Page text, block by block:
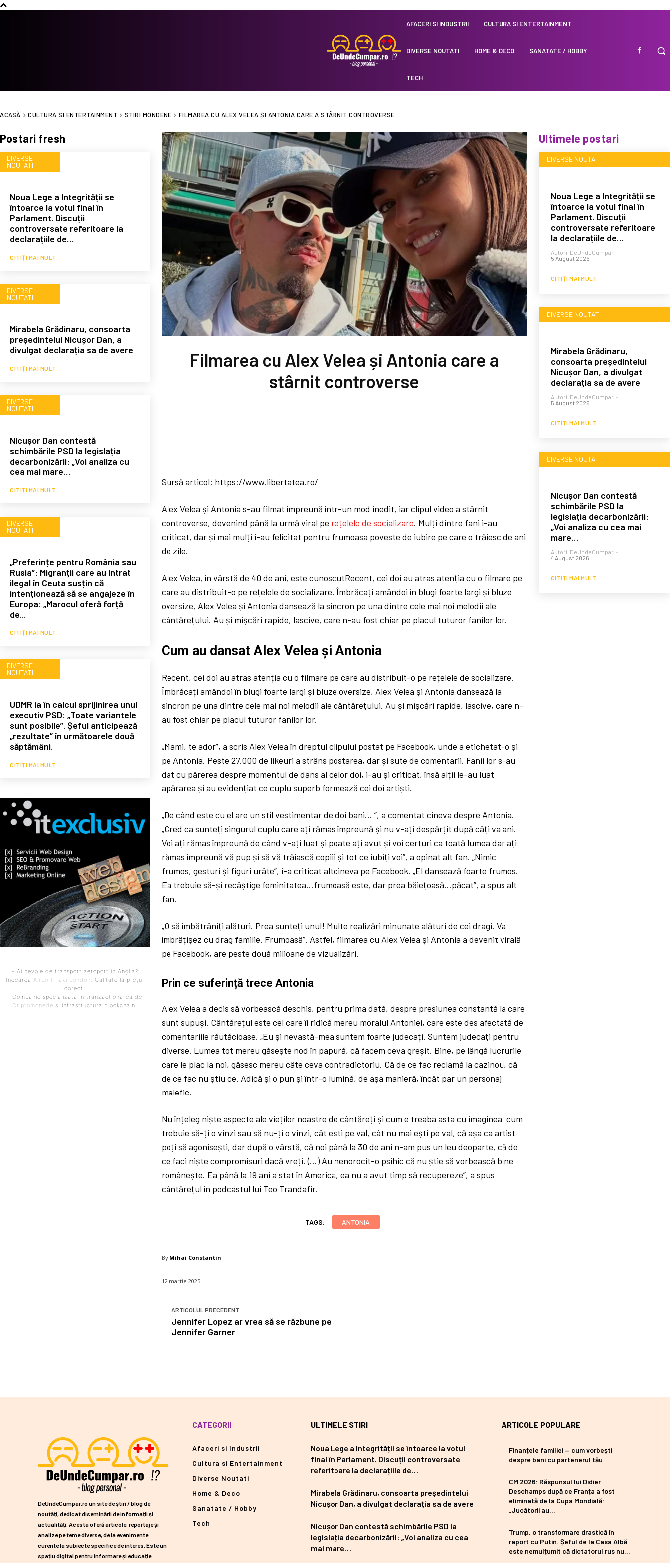
AFACERI SI INDUSTRII CULTURA SI ENTERTAINMENT
DIVERSE NOUTATI HOME & DECO SANATATE / HOBBY
TECH
ACASĂ CULTURA SI ENTERTAINMENT STIRI MONDENE FILMAREA CU ALEX VELEA ȘI ANTONIA CARE A STÂRNIT CONTROVERSE
Postari fresh
DIVERSE
NOUTATI
Noua Lege a Integrității se
întoarce la votul final în
Parlament. Discuții
controversate referitoare la
declarațiile de…
CITIȚI MAI MULT
DIVERSE
NOUTATI
Mirabela Grădinaru, consoarta
președintelui Nicușor Dan, a
divulgat declarația sa de avere
CITIȚI MAI MULT
DIVERSE
NOUTATI
Nicușor Dan contestă
schimbările PSD la legislația
decarbonizării: „Voi analiza cu
cea mai mare…
CITIȚI MAI MULT
DIVERSE
NOUTATI
„Preferințe pentru România sau
Rusia”: Migranții care au intrat
ilegal în Ceuta susțin că
intenționează să se angajeze în
Europa: „Marocul oferă forță
de...
CITIȚI MAI MULT
DIVERSE
NOUTATI
UDMR ia în calcul sprijinirea unui
executiv PSD: „Toate variantele
sunt posibile”. Șeful anticipează
„rezultate” în următoarele două
săptămâni.
CITIȚI MAI MULT
- Ai nevoie de transport aeroport in Anglia?
ÎncearcăAirport Taxi London . Calitate la prețul
corect.
- Companie specializata in tranzactionarea de
Criptomonede si infrastructura blockchain.
Filmarea cu Alex Velea și Antonia care a
stârnit controverse
Sursă articol: https://www.libertatea.ro/
Alex Velea și Antonia s-au filmat împreună într-un mod inedit, iar clipul video a stârnit
controverse, devenind până la urmă viral pe rețelele de socializare. Mulți dintre fani i-au
criticat, dar și mai mulți i-au felicitat pentru frumoasa poveste de iubire pe care o trăiesc de ani
de zile.
Alex Velea, în vârstă de 40 de ani, este cunoscutRecent, cei doi au atras atenția cu o filmare pe
care au distribuit-o pe rețelele de socializare. Îmbrăcați amândoi în blugi foarte largi și bluze
oversize, Alex Velea și Antonia dansează la sincron pe una dintre cele mai noi melodii ale
cântărețului. Au și mișcări rapide, lascive, care n-au fost chiar pe placul tuturor fanilor lor.
Cum au dansat Alex Velea și Antonia
Recent, cei doi au atras atenția cu o filmare pe care au distribuit-o pe rețelele de socializare.
Îmbrăcați amândoi în blugi foarte largi și bluze oversize, Alex Velea și Antonia dansează la
sincron pe una dintre cele mai noi melodii ale cântărețului. Au și mișcări rapide, lascive, care n-
au fost chiar pe placul tuturor fanilor lor.
„Mami, te ador”, a scris Alex Velea în dreptul clipului postat pe Facebook, unde a etichetat-o și
pe Antonia. Peste 27.000 de likeuri a strâns postarea, dar și sute de comentarii. Fanii lor s-au
dat cu părerea despre momentul de dans al celor doi, i-au și criticat, însă alții le-au luat
apărarea și au evidențiat ce cuplu superb formează cei doi artiști.
„De când este cu el are un stil vestimentar de doi bani… ”, a comentat cineva despre Antonia.
„Cred ca sunteți singurul cuplu care ați rămas împreună și nu v-ați despărțit după câți va ani.
Voi ați rămas împreună de când v-ați luat și poate ați avut și voi certuri ca toată lumea dar ați
rămas împreună vă pup și să vă trăiască copiii și tot ce iubiți voi”, a opinat alt fan. „Nimic
frumos, gesturi și figuri urâte”, i-a criticat altcineva pe Facebook. „El dansează foarte frumos.
Ea trebuie să-și recâștige feminitatea…frumoasă este, dar prea băiețoasă…păcat”, a spus alt
fan.
„O să îmbătrâniți alături. Prea sunteți unul! Multe realizări minunate alături de cei dragi. Va
îmbrățișez cu drag familie. Frumoasă”. Astfel, filmarea cu Alex Velea și Antonia a devenit virală
pe Facebook, are peste două milioane de vizualizări.
Prin ce suferință trece Antonia
Alex Velea a decis să vorbească deschis, pentru prima dată, despre presiunea constantă la care
sunt supuși. Cântărețul este cel care îi ridică mereu moralul Antoniei, care este des afectată de
comentariile răutăcioase. „Eu și nevastă-mea suntem foarte judecați. Suntem judecați pentru
diverse. Lumea tot mereu găsește nod în papură, că facem ceva greșit. Bine, pe lângă lucrurile
care le plac la noi, găsesc mereu câte ceva contradictoriu. Că de ce fac reclamă la cazinou, că
de ce fac nu știu ce. Adică și o pun și într-o lumină, de așa manieră, încât par un personaj
malefic.
Nu înțeleg niște aspecte ale vieților noastre de cântăreți și cum e treaba asta cu imaginea, cum
trebuie să-ți o vinzi sau să nu-ți o vinzi, cât ești pe val, cât nu mai ești pe val, că așa ca artist
poți să agonisești, dar după o vârstă, că noi până la 30 de ani n-am pus un leu deoparte, că de
ce faci niște compromisuri dacă vreți. (…) Au nenorocit-o psihic că nu știe să vorbească bine
românește. Ea până la 19 ani a stat în America, ea nu a avut timp să recupereze”, a spus
cântărețul în podcastul lui Teo Trandafir.
TAGS: ANTONIA
By Mihai Constantin
12 martie 2025
ARTICOLUL PRECEDENT
Jennifer Lopez ar vrea să se răzbune pe
Jennifer Garner
Ultimele postari
DIVERSE NOUTATI
Noua Lege a Integrității se
întoarce la votul final în
Parlament. Discuții
controversate referitoare
la declarațiile de…
Autorii DeUndeCumpar -
5 August 2026
CITIȚI MAI MULT
DIVERSE NOUTATI
Mirabela Grădinaru,
consoarta președintelui
Nicușor Dan, a divulgat
declarația sa de avere
Autorii DeUndeCumpar -
5 August 2026
CITIȚI MAI MULT
DIVERSE NOUTATI
Nicușor Dan contestă
schimbările PSD la
legislația decarbonizării:
„Voi analiza cu cea mai
mare…
Autorii DeUndeCumpar -
4 August 2026
CITIȚI MAI MULT
DeUndeCumpar.ro un site de știri / blog de
noutăți, dedicat diseminării de informații și
actualități. Acesta oferă articole, reportaje și
analize pe teme diverse, de la evenimente
curente la subiecte specifice de interes. Este un
spațiu digital pentru informare și educație.
CATEGORII
Afaceri si Industrii
Cultura si Entertainment
Diverse Noutati
Home & Deco
Sanatate / Hobby
Tech
ULTIMELE STIRI
Noua Lege a Integrității se întoarce la votul
final în Parlament. Discuții controversate
referitoare la declarațiile de…
Mirabela Grădinaru, consoarta președintelui
Nicușor Dan, a divulgat declarația sa de avere
Nicușor Dan contestă schimbările PSD la
legislația decarbonizării: „Voi analiza cu cea
mai mare…
ARTICOLE POPULARE
Finanțele familiei — cum vorbești
despre bani cu partenerul tău
CM 2026: Răspunsul lui Didier
Deschamps după ce Franța a fost
eliminată de la Cupa Mondială:
„Jucătorii au…
Trump, o transformare drastică în
raport cu Putin. Șeful de la Casa Albă
este nemulțumit că dictatorul rus nu…